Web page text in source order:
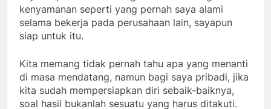
kenyamanan seperti yang pernah saya alami
selama bekerja pada perusahaan lain, sayapun
siap untuk itu.
Kita memang tidak pernah tahu apa yang menanti
di masa mendatang, namun bagi saya pribadi, jika
kita sudah mempersiapkan diri sebaik-baiknya,
soal hasil bukanlah sesuatu yang harus ditakuti.